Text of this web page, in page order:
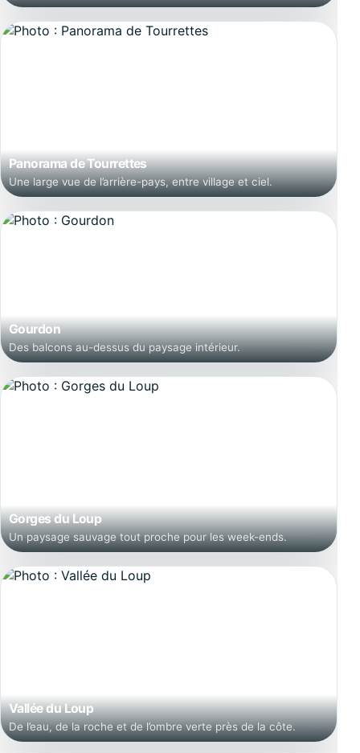
Panorama de Tourrettes
Une large vue de l’arrière-pays, entre village et ciel.
Gourdon
Des balcons au-dessus du paysage intérieur.
Gorges du Loup
Un paysage sauvage tout proche pour les week-ends.
Vallée du Loup
De l’eau, de la roche et de l’ombre verte près de la côte.